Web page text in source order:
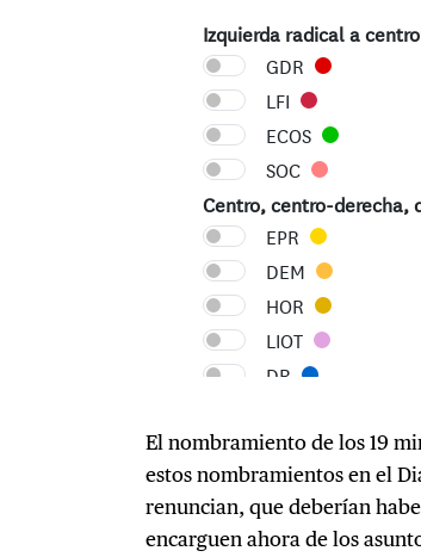
El nombramiento de los 19
estos nombramientos en el
renuncian, que deberían
encarguen ahora de los